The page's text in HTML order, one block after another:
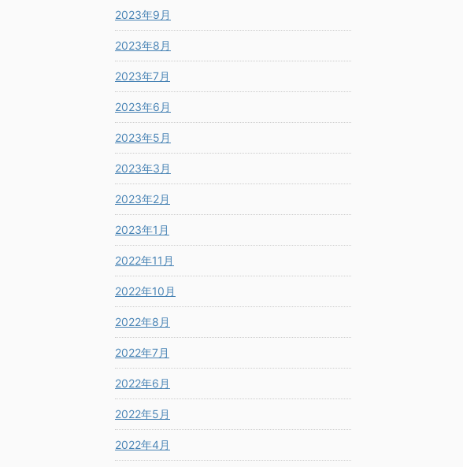
2023年9月
2023年8月
2023年7月
2023年6月
2023年5月
2023年3月
2023年2月
2023年1月
2022年11月
2022年10月
2022年8月
2022年7月
2022年6月
2022年5月
2022年4月